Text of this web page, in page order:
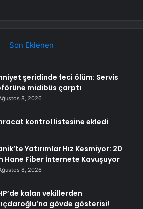
Son Eklenen
şeridinde feci ölüm: Servis
midibüs çarptı
8, 2026
kontrol listesine ekledi
Yatırımlar Hız Kesmiyor: 20
Hane Fiber İnternete Kavuşuyor
8, 2026
kalan vekillerden
gövde gösterisi!